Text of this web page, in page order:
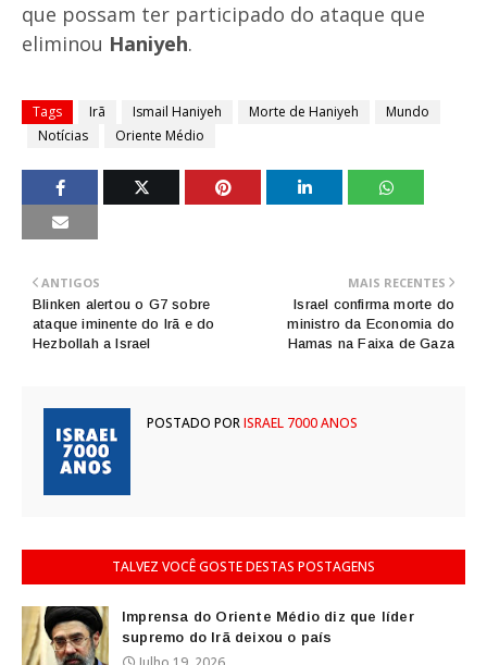
que possam ter participado do ataque que
eliminou Haniyeh.
Tags Irã Ismail Haniyeh Morte de Haniyeh
Mundo
Notícias
Oriente Médio
MAIS RECENTES
Israel confirma morte do
ministro da Economia do
Hamas na Faixa de Gaza
ANTIGOS
Blinken alertou o G7 sobre
ataque iminente do Irã e do
Hezbollah a Israel
POSTADO PORISRAEL 7000 ANOS
TALVEZ VOCÊ GOSTE DESTAS POSTAGENS
Imprensa do Oriente Médio diz que líder
supremo do Irã deixou o país